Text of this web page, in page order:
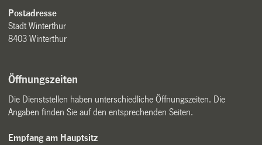
Postadresse
Stadt Winterthur
8403 Winterthur
Öffnungszeiten
Die Dienststellen haben unterschiedliche Öffnungszeiten. Die
Angaben finden Sie auf den entsprechenden Seiten.
Empfang am Hauptsitz